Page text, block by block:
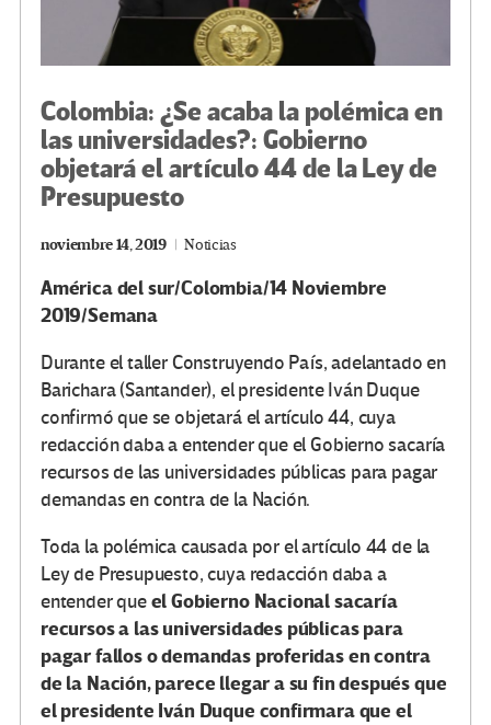
Colombia: ¿Se acaba la polémica en
las universidades?: Gobierno
objetará el artículo 44 de la Ley de
Presupuesto
noviembre 14, 2019 Noticias
América del sur/Colombia/14 Noviembre
2019/Semana
Durante el taller Construyendo País, adelantado en
Barichara (Santander), el presidente Iván Duque
confirmó que se objetará el artículo 44, cuya
redacción daba a entender que el Gobierno sacaría
recursos de las universidades públicas para pagar
demandas en contra de la Nación.
Toda la polémica causada por el artículo 44 de la
Ley de Presupuesto, cuya redacción daba a
entender queel Gobierno Nacional sacaría
recursos a las universidades públicas para
pagar fallos o demandas proferidas en contra
de la Nación, parece llegar a su fin después que
el presidente Iván Duque confirmara que el